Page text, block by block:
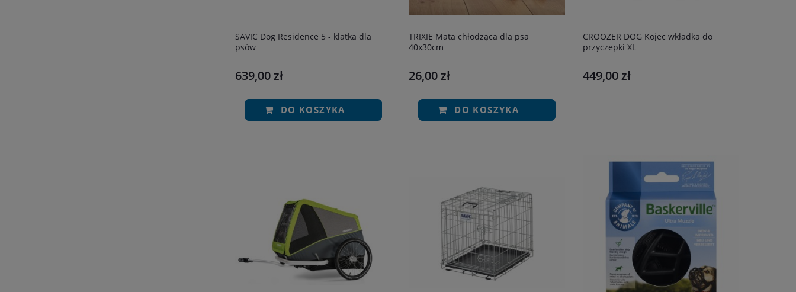
SAVIC Dog Residence 5 - klatka dla
psów
639,00 zł
DO KOSZYKA
TRIXIE Mata chłodząca dla psa
40x30cm
26,00 zł
DO KOSZYKA
CROOZER DOG Kojec wkładka do
przyczepki XL
449,00 zł